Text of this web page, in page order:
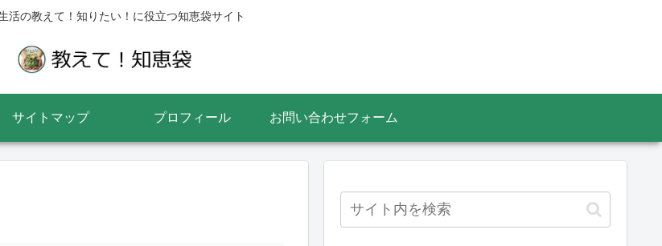
活の教えて！知りたい！に役立つ知恵袋サイト
サイトマップ プロフィール お問い合わせフォーム